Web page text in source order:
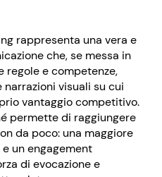
rappresenta una vera e
che, se messa in
regole e competenze,
visuali su cui
vantaggio competitivo.
permette di raggiungere
da poco: una maggiore
un engagement
di evocazione e